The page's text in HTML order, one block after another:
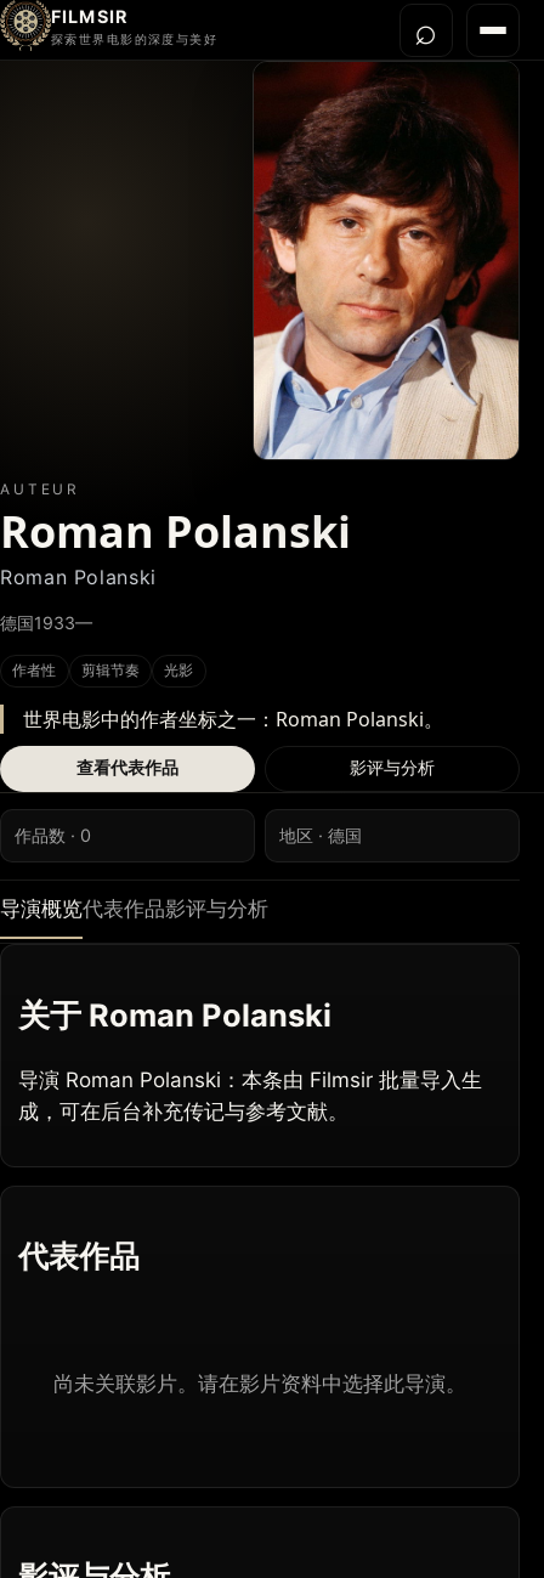
FILMSIR
探索世界电影的深度与美好 菜单
⌕打开
AUTEUR
Roman Polanski
Roman Polanski
德国1933—
作者性 剪辑节奏 光影
世界电影中的作者坐标之一：Roman Polanski。
查看代表作品 影评与分析
作品数 · 0 地区 · 德国
导演概览代表作品影评与分析
关于 Roman Polanski
导演 Roman Polanski：本条由 Filmsir 批量导入生
成，可在后台补充传记与参考文献。
代表作品
尚未关联影片。请在影片资料中选择此导演。